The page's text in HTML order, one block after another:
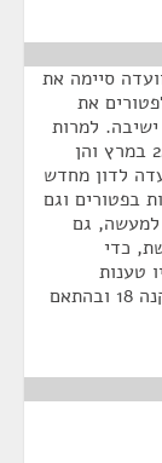
לומר משהו פורמאלי. ב-8.3.2010 הוועדה סיימה את
לפטורים את
למרות
זאת, בשתי ישיבות שנערכו לאחר מכן, הן ב-22 במרץ והן
לדון מחדש
בפטורים וגם
למעשה, גם
אני מבקשת, כדי
טענות
תקנוניות, שהוועדה תחליט על דיון מחדש בתקנה 18 ובהתאם